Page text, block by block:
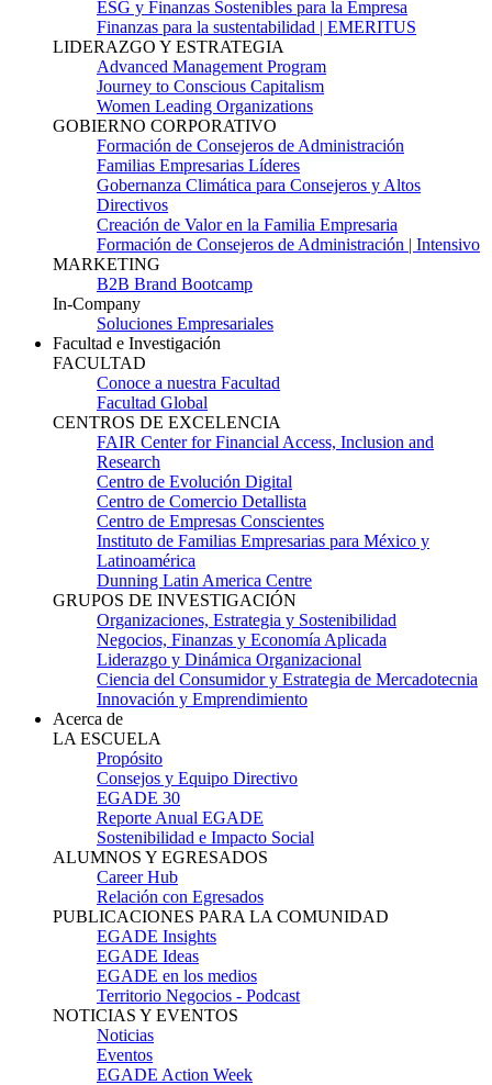
ESG y Finanzas Sostenibles para la Empresa
Finanzas para la sustentabilidad | EMERITUS
LIDERAZGO Y ESTRATEGIA
Advanced Management Program
Journey to Conscious Capitalism
Women Leading Organizations
GOBIERNO CORPORATIVO
Formación de Consejeros de Administración
Familias Empresarias Líderes
Gobernanza Climática para Consejeros y Altos
Directivos
Creación de Valor en la Familia Empresaria
Formación de Consejeros de Administración | Intensivo
MARKETING
B2B Brand Bootcamp
In-Company
Soluciones Empresariales
Facultad e Investigación
FACULTAD
Conoce a nuestra Facultad
Facultad Global
CENTROS DE EXCELENCIA
FAIR Center for Financial Access, Inclusion and
Research
Centro de Evolución Digital
Centro de Comercio Detallista
Centro de Empresas Conscientes
Instituto de Familias Empresarias para México y
Latinoamérica
Dunning Latin America Centre
GRUPOS DE INVESTIGACIÓN
Organizaciones, Estrategia y Sostenibilidad
Negocios, Finanzas y Economía Aplicada
Liderazgo y Dinámica Organizacional
Ciencia del Consumidor y Estrategia de Mercadotecnia
Innovación y Emprendimiento
Acerca de
LA ESCUELA
Propósito
Consejos y Equipo Directivo
EGADE 30
Reporte Anual EGADE
Sostenibilidad e Impacto Social
ALUMNOS Y EGRESADOS
Career Hub
Relación con Egresados
PUBLICACIONES PARA LA COMUNIDAD
EGADE Insights
EGADE Ideas
EGADE en los medios
Territorio Negocios - Podcast
NOTICIAS Y EVENTOS
Noticias
Eventos
EGADE Action Week